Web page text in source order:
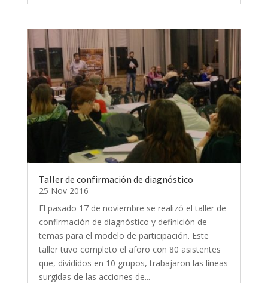
Taller de confirmación de diagnóstico
25 Nov 2016
El pasado 17 de noviembre se realizó el taller de
confirmación de diagnóstico y definición de
temas para el modelo de participación. Este
taller tuvo completo el aforo con 80 asistentes
que, divididos en 10 grupos, trabajaron las líneas
surgidas de las acciones de...